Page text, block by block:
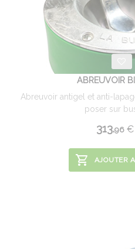
ABREUVOIR
Abreuvoir antigel et anti-
poser sur
313.96 €
AJOUTER